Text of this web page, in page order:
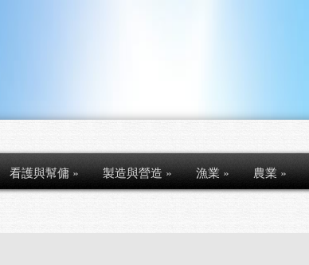
看護與幫傭» 製造與營造» 漁業» 農業»